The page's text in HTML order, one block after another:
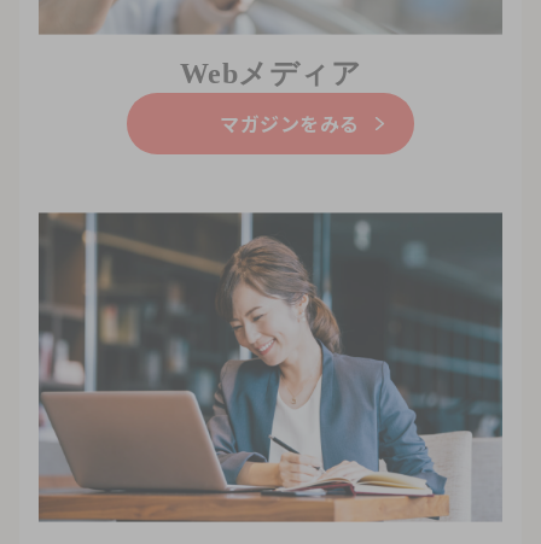
Webメディア
マガジンをみる